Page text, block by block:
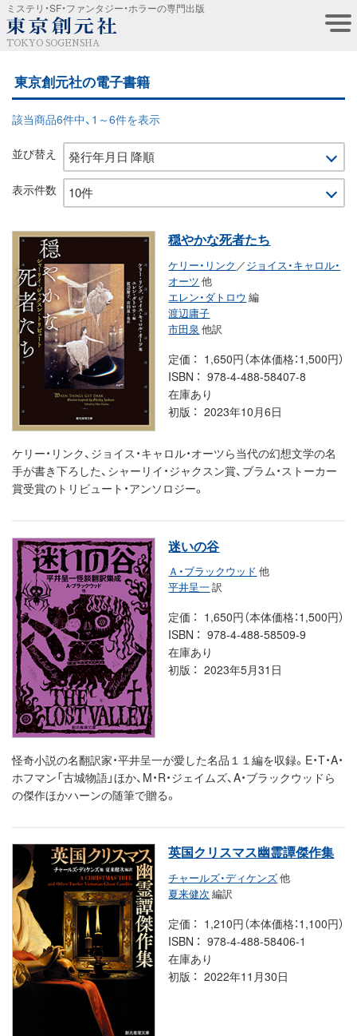
ミステリ・SF・ファンタジー・ホラーの専門出版
TOKYO SOGENSHA
東京創元社の電子書籍
該当商品6件中、1～6件を表示
並び替え
表示件数
穏やかな死者たち
ケリー・リンク ／ジョイス・キャロル・
オーツ 他
エレン・ダトロウ 編
渡辺庸子
市田泉 他訳
定価
1,650円（本体価格：1,500円）
ISBN
978-4-488-58407-8
在庫あり
初版
2023年10月6日
ケリー・リンク、ジョイス・キャロル・オーツら当代の幻想文学の名
手が書き下ろした、シャーリイ・ジャクスン賞、ブラム・ストーカー
賞受賞のトリビュート・アンソロジー。
迷いの谷
Ａ・ブラックウッド 他
平井呈一訳
定価
1,650円（本体価格：1,500円）
ISBN
978-4-488-58509-9
在庫あり
初版
2023年5月31日
怪奇小説の名翻訳家・平井呈一が愛した名品１１編を収録。E・T・A・
ホフマン「古城物語」ほか、M・R・ジェイムズ、A・ブラックウッドら
の傑作ほかハーンの随筆で贈る。
英国クリスマス幽霊譚傑作集
チャールズ・ディケンズ他
夏来健次 編訳
定価
1,210円（本体価格：1,100円）
ISBN
978-4-488-58406-1
在庫あり
初版
2022年11月30日